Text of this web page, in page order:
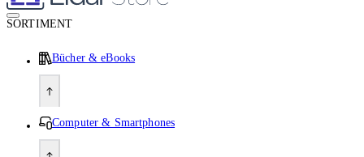
SORTIMENT
Bücher & eBooks
Computer & Smartphones